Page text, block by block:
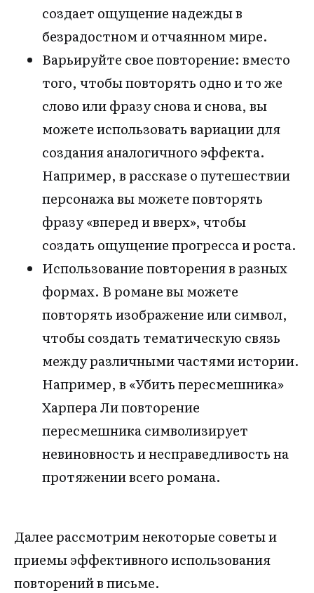
создает ощущение надежды в
безрадостном и отчаянном мире.
Варьируйте свое повторение: вместо
того, чтобы повторять одно и то же
слово или фразу снова и снова, вы
можете использовать вариации для
создания аналогичного эффекта.
Например, в рассказе о путешествии
персонажа вы можете повторять
фразу «вперед и вверх», чтобы
создать ощущение прогресса и роста.
Использование повторения в разных
формах. В романе вы можете
повторять изображение или символ,
чтобы создать тематическую связь
между различными частями истории.
Например, в «Убить пересмешника»
Харпера Ли повторение
пересмешника символизирует
невиновность и несправедливость на
протяжении всего романа.
Далее рассмотрим некоторые советы и
приемы эффективного использования
повторений в письме.